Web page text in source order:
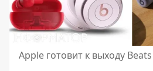
Apple готовит к выходу